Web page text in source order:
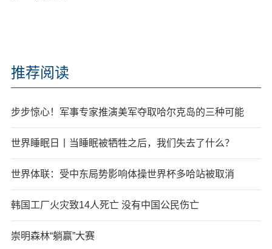
推荐阅读
步步惊心！军事专家推演美军夺取哈尔克岛的三种可能
世界睡眠日丨当睡眠被牺牲之后，我们失去了什么？
世界体联：受中东局势影响体操世界杯多哈站被取消
韩国工厂火灾致14人死亡 没有中国公民伤亡
崇明森林“躺赢”大赛